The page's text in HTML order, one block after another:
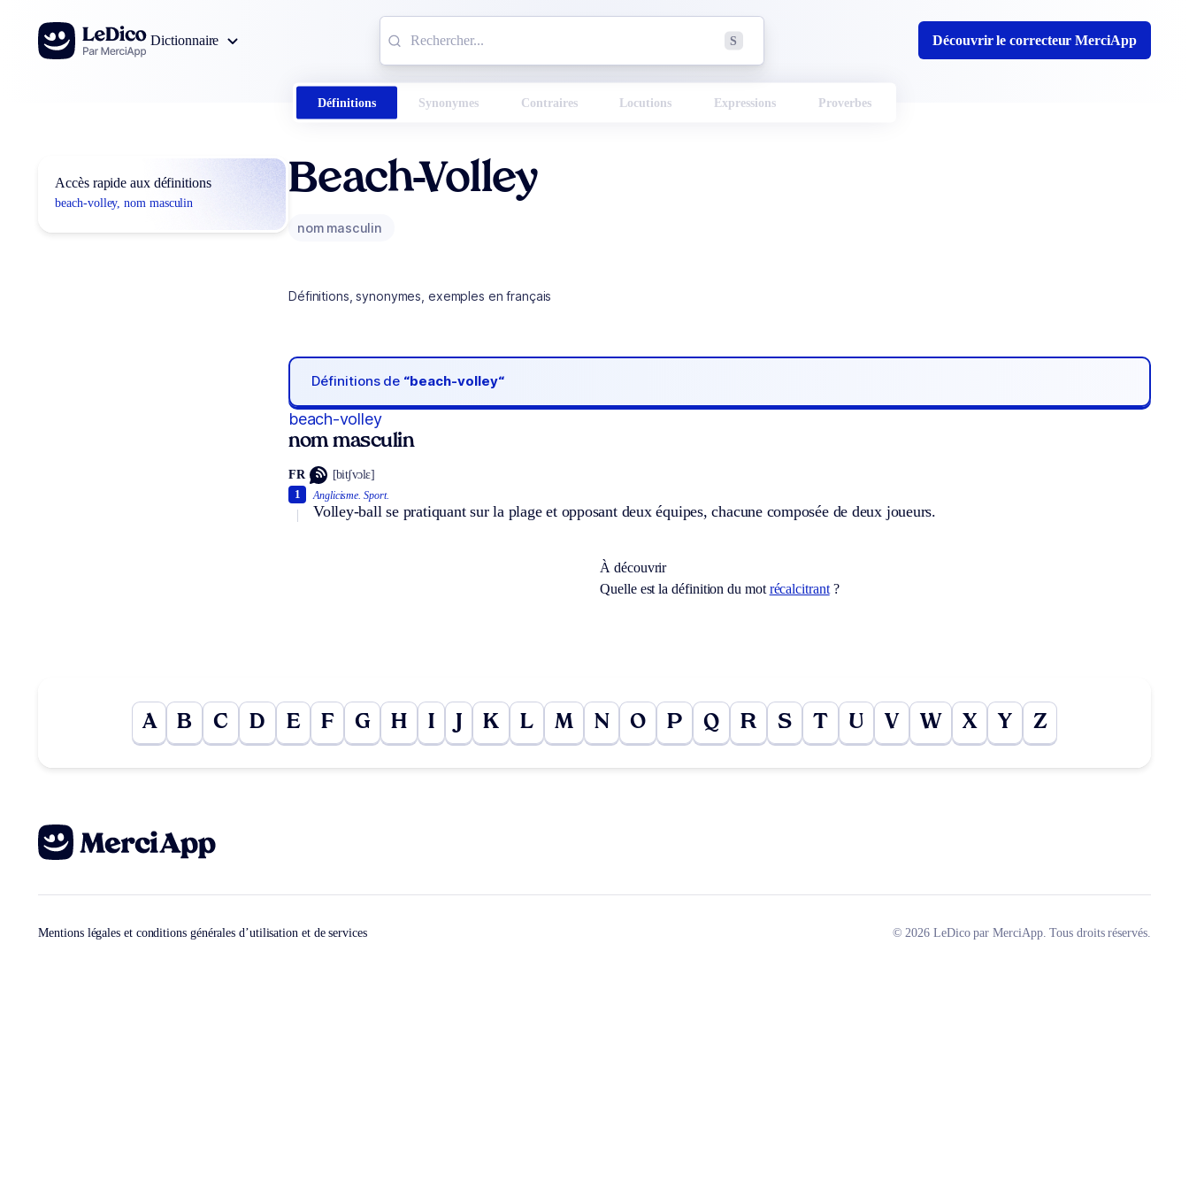
Aller au contenu
Dictionnaire
S Découvrir le correcteur MerciApp
Définitions Synonymes Contraires Locutions Expressions Proverbes
Accès rapide aux définitions
beach-volley, nom masculin
Beach-Volley
nom masculin
Définitions, synonymes, exemples en français
Définitions de “beach-volley“
beach-volley
nom masculin
FR [bitʃvɔlɛ]
Anglicisme. Sport.
Volley-ball se pratiquant sur la plage et opposant deux équipes, chacune composée de deux joueurs.
1
À découvrir
Quelle est la définition du mot récalcitrant?
A B C D E F G H I K L M N O P Q R S T U V W X Y Z
Mentions légales et conditions générales d’utilisation et de services © 2026 LeDico par MerciApp. Tous droits réservés.